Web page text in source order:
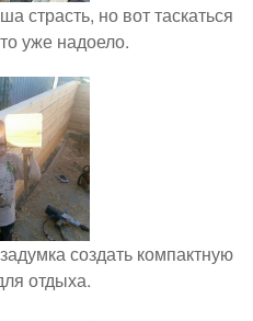
страсть, но вот таскаться
уже надоело.
создать компактную
отдыха.